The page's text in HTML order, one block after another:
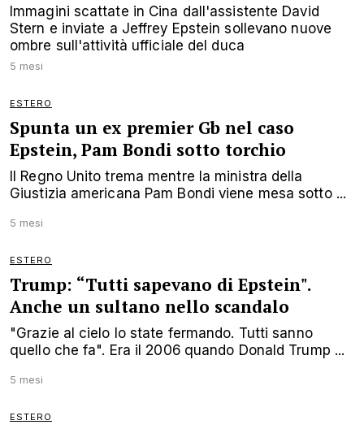
Immagini scattate in Cina dall'assistente David
Stern e inviate a Jeffrey Epstein sollevano nuove
ombre sull'attività ufficiale del duca
5 mesi
ESTERO
Spunta un ex premier Gb nel caso
Epstein, Pam Bondi sotto torchio
Il Regno Unito trema mentre la ministra della
Giustizia americana Pam Bondi viene mesa sotto ...
5 mesi
ESTERO
Trump: “Tutti sapevano di Epstein".
Anche un sultano nello scandalo
"Grazie al cielo lo state fermando. Tutti sanno
quello che fa". Era il 2006 quando Donald Trump ...
5 mesi
ESTERO